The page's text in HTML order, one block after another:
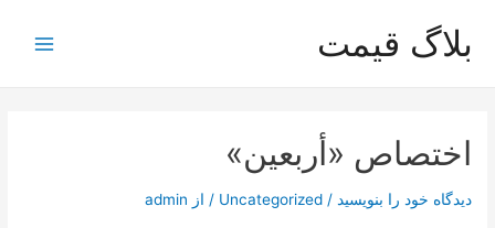
محتوا
بلاگ قیمت
اختصاص «أربعين»
دیدگاه‌ خود را بنویسید /
Uncategorized / از admin